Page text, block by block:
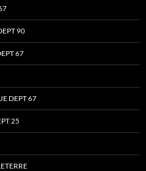
90
67
DEPT 67
25